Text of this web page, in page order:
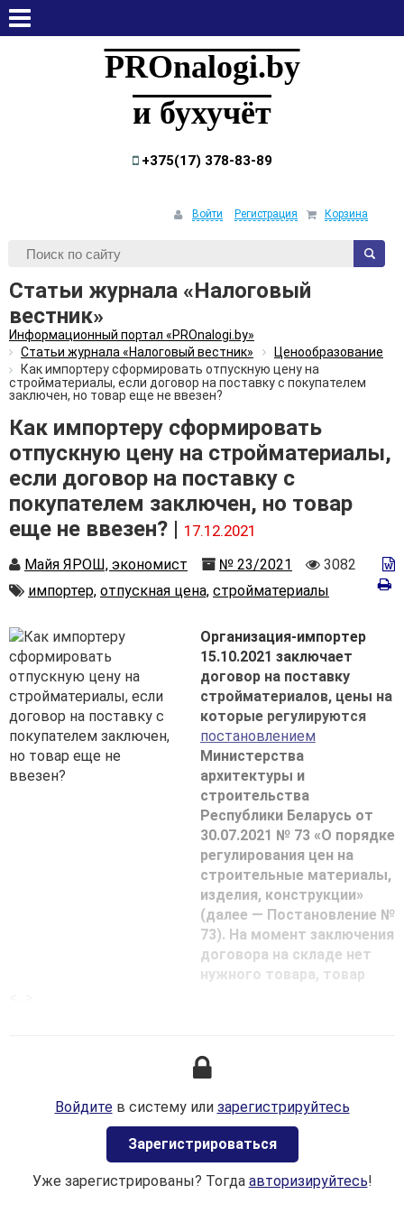
PROnalogi.by
и бухучёт
+375(17) 378-83-89
Войти Регистрация Корзина
Статьи журнала «Налоговый
вестник»
Информационный портал «PROnalogi.by»
Статьи журнала «Налоговый вестник»
Ценообразование
Как импортеру сформировать отпускную цену на
стройматериалы, если договор на поставку с покупателем
заключен, но товар еще не ввезен?
Как импортеру сформировать
отпускную цену на стройматериалы,
если договор на поставку с
покупателем заключен, но товар
еще не ввезен? | 17.12.2021
Автор
Майя ЯРОШ, экономист Номер
№ 23/2021
Количество
3082
Автор
импортер, отпускная цена, стройматериалы
Организация-импортер
15.10.2021 заключает
договор на поставку
стройматериалов, цены на
которые регулируются
постановлением
Министерства
архитектуры и
строительства
Республики Беларусь от
30.07.2021 № 73 «О порядке
регулирования цен на
строительные материалы,
изделия, конструкции»
(далее — Постановление №
73). На момент заключения
договора на складе нет
нужного товара, товар
контрактная цена —
1000
ввозе — 7,5 % от
контрактной цены (курс
евро на 15.10.2021 — 2,8650
руб., 10.11.2021 — 2,8347
руб.).
Войдитев систему или зарегистрируйтесь
Зaрегистрироваться
Уже зарегистрированы? Тогда авторизируйтесь!